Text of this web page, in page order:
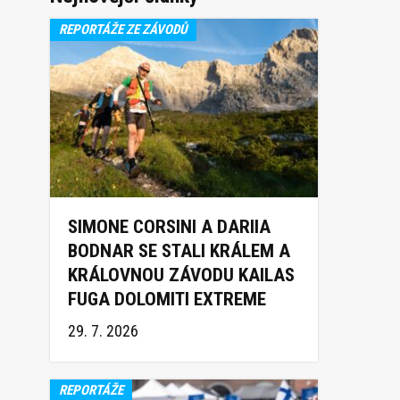
REPORTÁŽE ZE ZÁVODŮ
SIMONE CORSINI A DARIIA
BODNAR SE STALI KRÁLEM A
KRÁLOVNOU ZÁVODU KAILAS
FUGA DOLOMITI EXTREME
TRAIL 2026
29. 7. 2026
REPORTÁŽE